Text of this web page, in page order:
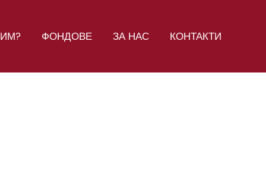
ФОНДОВЕ ЗА НАС КОНТАКТИ